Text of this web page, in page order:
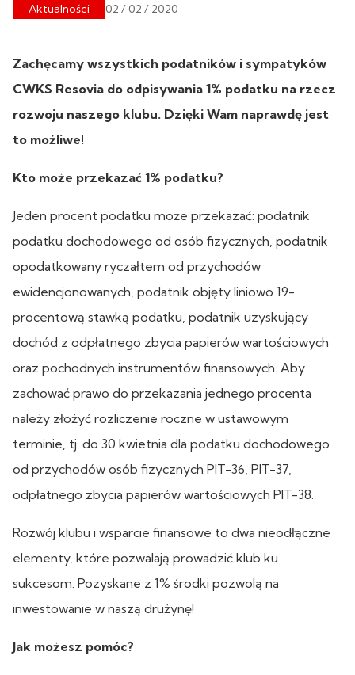
Aktualności 02 / 02 / 2020
Zachęcamy wszystkich podatników i sympatyków
CWKS Resovia do odpisywania 1% podatku na rzecz
rozwoju naszego klubu. Dzięki Wam naprawdę jest
to możliwe!
Kto może przekazać 1% podatku?
Jeden procent podatku może przekazać: podatnik
podatku dochodowego od osób fizycznych, podatnik
opodatkowany ryczałtem od przychodów
ewidencjonowanych, podatnik objęty liniowo 19-
procentową stawką podatku, podatnik uzyskujący
dochód z odpłatnego zbycia papierów wartościowych
oraz pochodnych instrumentów finansowych. Aby
zachować prawo do przekazania jednego procenta
należy złożyć rozliczenie roczne w ustawowym
terminie, tj. do 30 kwietnia dla podatku dochodowego
od przychodów osób fizycznych PIT-36, PIT-37,
odpłatnego zbycia papierów wartościowych PIT-38.
Rozwój klubu i wsparcie finansowe to dwa nieodłączne
elementy, które pozwalają prowadzić klub ku
sukcesom. Pozyskane z 1% środki pozwolą na
inwestowanie w naszą drużynę!
Jak możesz pomóc?